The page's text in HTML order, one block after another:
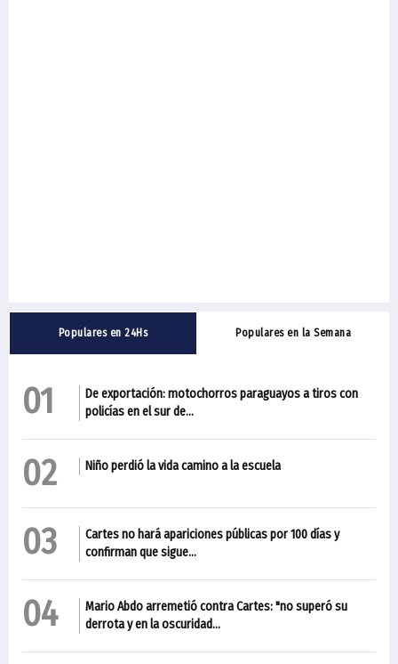
Populares en 24Hs Populares en la Semana
01
De exportación: motochorros paraguayos a tiros con
policías en el sur de...
02 Niño perdió la vida camino a la escuela
03
Cartes no hará apariciones públicas por 100 días y
confirman que sigue...
04
Mario Abdo arremetió contra Cartes: "no superó su
derrota y en la oscuridad...